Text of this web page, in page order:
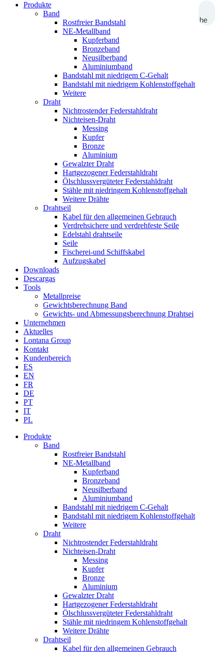
Suche
Produkte
Band
Rostfreier Bandstahl
NE-Metallband
Kupferband
Bronzeband
Neusilberband
Aluminiumband
Bandstahl mit niedrigem C-Gehalt
Bandstahl mit niedrigem Kohlenstoffgehalt
Weitere
Draht
Nichtrostender Federstahldraht
Nichteisen-Draht
Messing
Kupfer
Bronze
Aluminium
Gewalzter Draht
Hartgezogener Federstahldraht
Ölschlussvergüteter Federstahldraht
Stähle mit niedringem Kohlenstoffgehalt
Weitere Drähte
Drahtseil
Kabel für den allgemeinen Gebrauch
Verdrehsichere und verdrehfeste Seile
Edelstahl drahtseile
Seile
Fischerei-und Schiffskabel
Aufzugskabel
Downloads
Descargas
Tools
Metallpreise
Gewichtsberechnung Band
Gewichts- und Abmessungsberechnung Drahtsei
Unternehmen
Aktuelles
Lontana Group
Kontakt
Kundenbereich
ES
EN
FR
DE
PT
IT
PL
Produkte
Band
Rostfreier Bandstahl
NE-Metallband
Kupferband
Bronzeband
Neusilberband
Aluminiumband
Bandstahl mit niedrigem C-Gehalt
Bandstahl mit niedrigem Kohlenstoffgehalt
Weitere
Draht
Nichtrostender Federstahldraht
Nichteisen-Draht
Messing
Kupfer
Bronze
Aluminium
Gewalzter Draht
Hartgezogener Federstahldraht
Ölschlussvergüteter Federstahldraht
Stähle mit niedringem Kohlenstoffgehalt
Weitere Drähte
Drahtseil
Kabel für den allgemeinen Gebrauch